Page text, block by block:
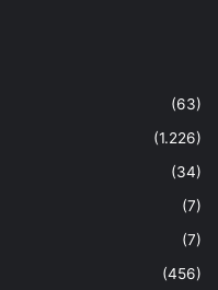
(63)
(1.226)
(34)
(7)
(7)
(456)